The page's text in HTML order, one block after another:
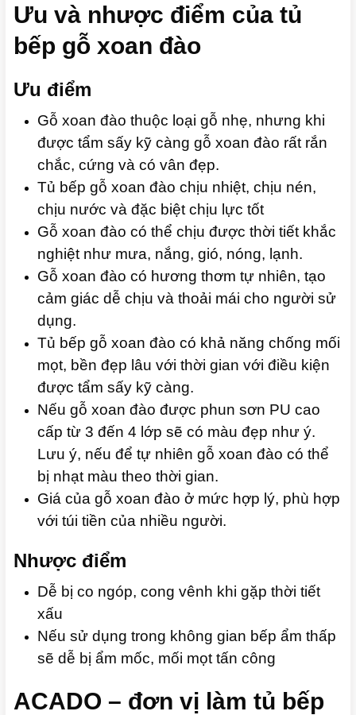
Ưu và nhược điểm của tủ
bếp gỗ xoan đào
Ưu điểm
Gỗ xoan đào thuộc loại gỗ nhẹ, nhưng khi
được tẩm sấy kỹ càng gỗ xoan đào rất rắn
chắc, cứng và có vân đẹp.
Tủ bếp gỗ xoan đào chịu nhiệt, chịu nén,
chịu nước và đặc biệt chịu lực tốt
Gỗ xoan đào có thể chịu được thời tiết khắc
nghiệt như mưa, nắng, gió, nóng, lạnh.
Gỗ xoan đào có hương thơm tự nhiên, tạo
cảm giác dễ chịu và thoải mái cho người sử
dụng.
Tủ bếp gỗ xoan đào có khả năng chống mối
mọt, bền đẹp lâu với thời gian với điều kiện
được tẩm sấy kỹ càng.
Nếu gỗ xoan đào được phun sơn PU cao
cấp từ 3 đến 4 lớp sẽ có màu đẹp như ý.
Lưu ý, nếu để tự nhiên gỗ xoan đào có thể
bị nhạt màu theo thời gian.
Giá của gỗ xoan đào ở mức hợp lý, phù hợp
với túi tiền của nhiều người.
Nhược điểm
Dễ bị co ngóp, cong vênh khi gặp thời tiết
xấu
Nếu sử dụng trong không gian bếp ẩm thấp
sẽ dễ bị ẩm mốc, mối mọt tấn công
ACADO – đơn vị làm tủ bếp